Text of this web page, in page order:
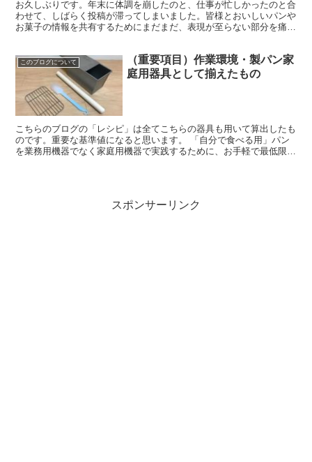
お久しぶりです。年末に体調を崩したのと、仕事が忙しかったのと合
わせて、しばらく投稿が滞ってしまいました。皆様とおいしいパンや
お菓子の情報を共有するためにまだまだ、表現が至らない部分を痛感
このブログについて
（重要項目）作業環境・製パン家
庭用器具として揃えたもの
こちらのブログの「レシピ」は全てこちらの器具も用いて算出したも
のです。重要な基準値になると思います。 「自分で食べる用」パン
を業務用機器でなく家庭用機器で実践するために、お手軽で最低限必
スポンサーリンク